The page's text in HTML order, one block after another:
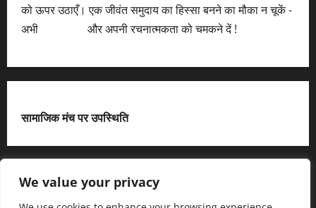
We value your privacy
को ऊपर उठाएँ। एक जीवंत समुदाय का हिस्सा बनने का मौका न चूकें -
अभी
और अपनी रचनात्मकता को चमकने दें !
सामाजिक मंच पर उपस्थिति
X